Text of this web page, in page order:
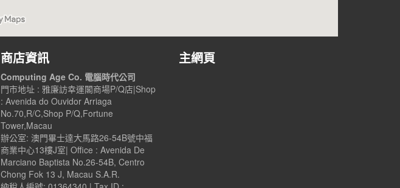
商店資訊
Computing Age Co. 電腦時代公司
門市地址 : 雅廉訪幸運閣商場P/Q店|Shop
: Avenida do Ouvidor Arriaga
No.70,R/C,Shop P/Q,Fortune
Tower,Macau
辦公室: 澳門畢士達大馬路26-54B號中福
商業中心13樓J室| Office : Avenida De
Marciano Baptista No.26-54B, Centro
Chong Fok 13 J, Macau S.A.R.
主網頁